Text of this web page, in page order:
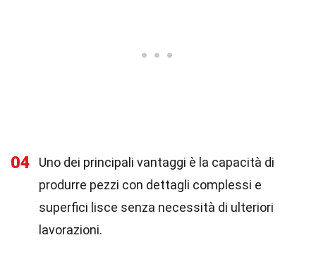
04
Uno dei principali vantaggi è la capacità di
produrre pezzi con dettagli complessi e
superfici lisce senza necessità di ulteriori
lavorazioni.